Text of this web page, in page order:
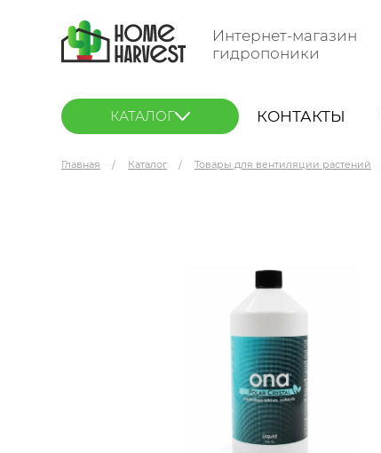
Интернет-магазин
гидропоники
КАТАЛОГ КОНТАКТЫ
Главная Каталог Товары для вентиляции растений